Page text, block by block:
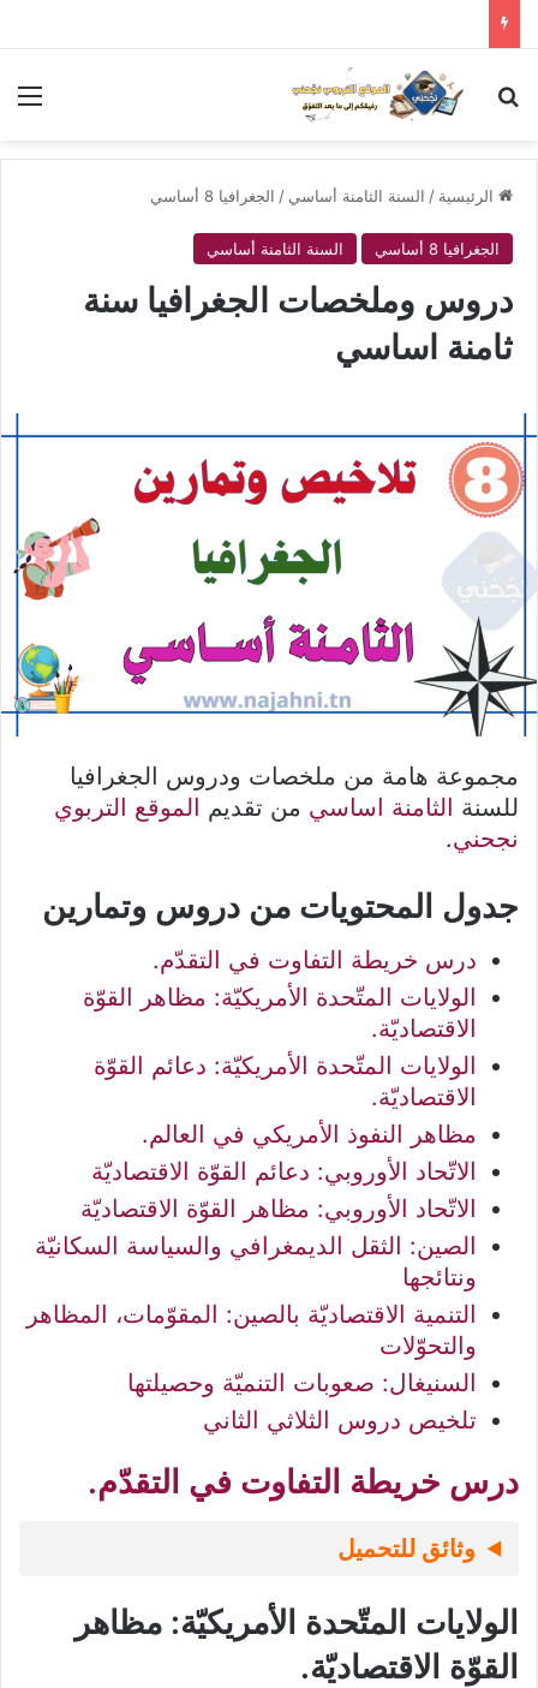
بحث عن
الرئيسية / السنة الثامنة أساسي / الجغرافيا 8 أساسي
الجغرافيا 8 أساسي السنة الثامنة أساسي
دروس وملخصات الجغرافيا سنة
ثامنة اساسي
مجموعة هامة من ملخصات ودروس الجغرافيا
للسنة الثامنة اساسي من تقديم الموقع التربوي
نجحني.
جدول المحتويات من دروس وتمارين
درس خريطة التفاوت في التقدّم.
الولايات المتّحدة الأمريكيّة: مظاهر القوّة
الاقتصاديّة.
الولايات المتّحدة الأمريكيّة: دعائم القوّة
الاقتصاديّة.
مظاهر النفوذ الأمريكي في العالم.
الاتّحاد الأوروبي: دعائم القوّة الاقتصاديّة
الاتّحاد الأوروبي: مظاهر القوّة الاقتصاديّة
الصين: الثقل الديمغرافي والسياسة السكانيّة
ونتائجها
التنمية الاقتصاديّة بالصين: المقوّمات، المظاهر
والتحوّلات
السنيغال: صعوبات التنميّة وحصيلتها
تلخيص دروس الثلاثي الثاني
درس خريطة التفاوت في التقدّم.
وثائق للتحميل
الولايات المتّحدة الأمريكيّة: مظاهر
القوّة الاقتصاديّة.